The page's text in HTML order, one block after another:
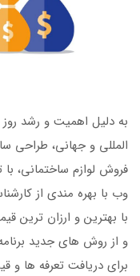
به دلیل اهمیت و رشد
المللی و جهانی،
فروش لوازم ساختمانی،
وب با بهره مندی از
با بهترین و ارزان ترین
و از روش های جدید
برای دریافت تعرفه ها